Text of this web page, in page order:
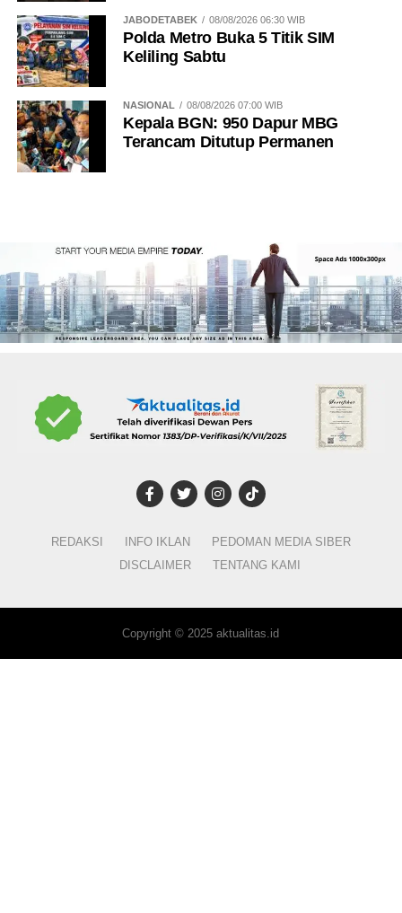
JABODETABEK 08/08/2026 06:30 WIB
Polda Metro Buka 5 Titik SIM
Keliling Sabtu
NASIONAL 08/08/2026 07:00 WIB
Kepala BGN: 950 Dapur MBG
Terancam Ditutup Permanen
REDAKSI INFO IKLAN
PEDOMAN MEDIA SIBER
DISCLAIMER
TENTANG KAMI
Copyright © 2025 aktualitas.id